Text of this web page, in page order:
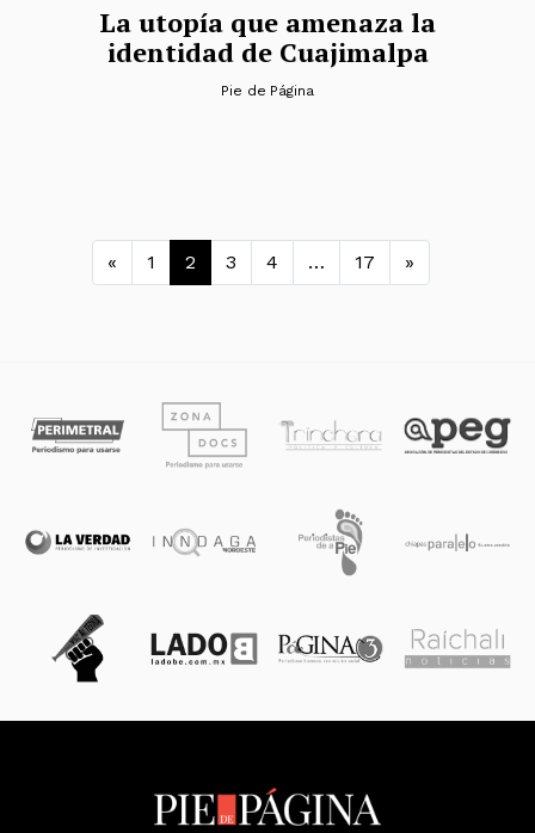
La utopía que amenaza la
identidad de Cuajimalpa
Pie de Página
Navegación de entradas
« 1 2 3 4 … 17 »